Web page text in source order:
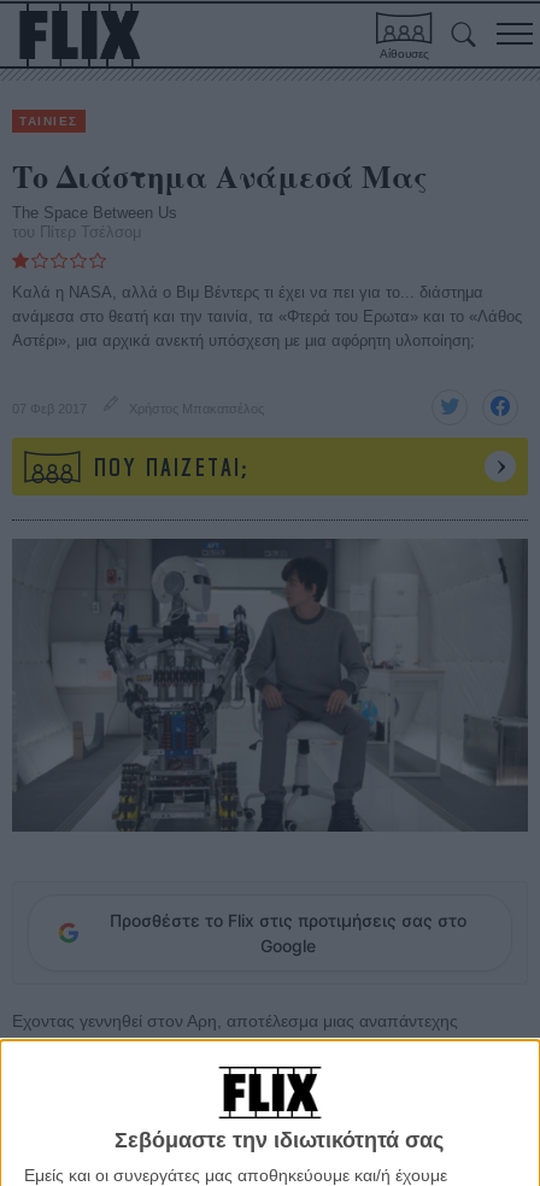
Σεβόμαστε την ιδιωτικότητά σας
Εμείς και οι συνεργάτες μας αποθηκεύουμε και/ή έχουμε
Αίθουσες
ΤΑΙΝΙΕΣ
Το Διάστημα Ανάμεσά Μας
The Space Between Us
του Πίτερ Τσέλσομ
Καλά η NASA, αλλά ο Βιμ Βέντερς τι έχει να πει για το... διάστημα
ανάμεσα στο θεατή και την ταινία, τα «Φτερά του Ερωτα» και το «Λάθος
Αστέρι», μια αρχικά ανεκτή υπόσχεση με μια αφόρητη υλοποίηση;
07 Φεβ 2017 Χρήστος Μπακατσέλος
ΠΟΥ ΠΑΙΖΕΤΑΙ;
Προσθέστε το Flix στις προτιμήσεις σας στο
Google
Eχοντας γεννηθεί στον Αρη, αποτέλεσμα μιας αναπάντεχης
εγκυμοσύνης πριν την απογείωση του διαστημόπλοιου που έφερε
την μητέρα του στον Κόκκινο Πλανήτη, ο 16χρονος Γκάρντνερ
ταξιδεύει για πρώτη φορά στη Γη. Λαχταρά να γνωρίσει όλα τα
θαύματα του πλανήτη, όμως οι γιατροί του τον αποτρέπουν από τις
εξερευνήσεις του, καθώς τα όργανά του δεν αντιδρούν καλά στην
γήινη ατμόσφαιρα. Επιθυμώντας διακαώς να βρει τον πατέρα του, ο